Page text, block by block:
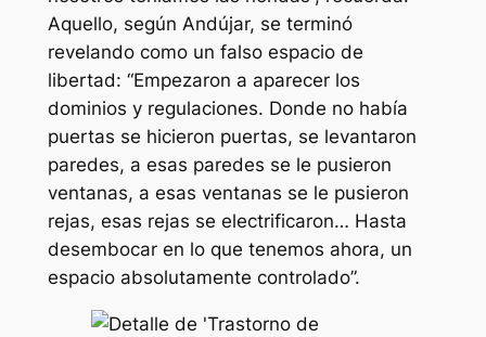
Aquello, según Andújar, se terminó
revelando como un falso espacio de
libertad: “Empezaron a aparecer los
dominios y regulaciones. Donde no había
puertas se hicieron puertas, se levantaron
paredes, a esas paredes se le pusieron
ventanas, a esas ventanas se le pusieron
rejas, esas rejas se electrificaron… Hasta
desembocar en lo que tenemos ahora, un
espacio absolutamente controlado”.